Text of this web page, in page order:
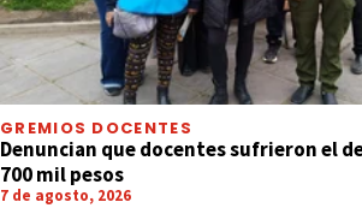
GREMIOS DOCENTES
Denuncian que docentes sufrieron el
700 mil pesos
7 de agosto, 2026